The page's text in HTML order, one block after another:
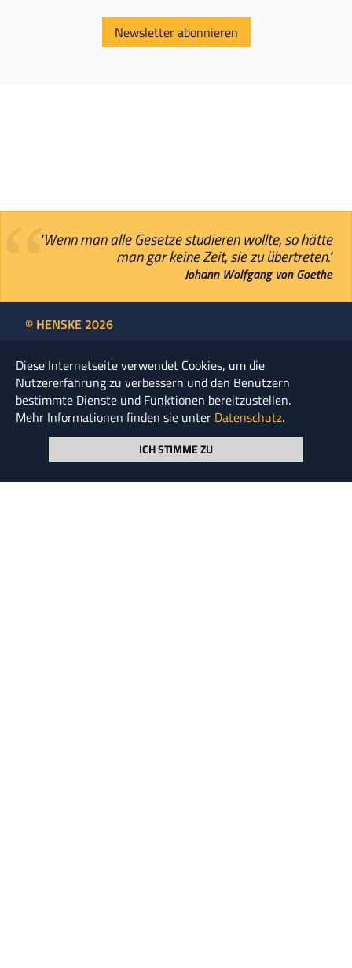
Newsletter abonnieren
"Wenn man alle Gesetze studieren wollte, so hätte
man gar keine Zeit, sie zu übertreten."
Johann Wolfgang von Goethe
Seite durchsuchen
© HENSKE 2026
NEWSLETTER ABONNIEREN
KOOPERATIONEN
Diese Internetseite verwendet Cookies, um die
Nutzererfahrung zu verbessern und den Benutzern
bestimmte Dienste und Funktionen bereitzustellen.
Mehr Informationen finden sie unter Datenschutz.
ICH STIMME ZU